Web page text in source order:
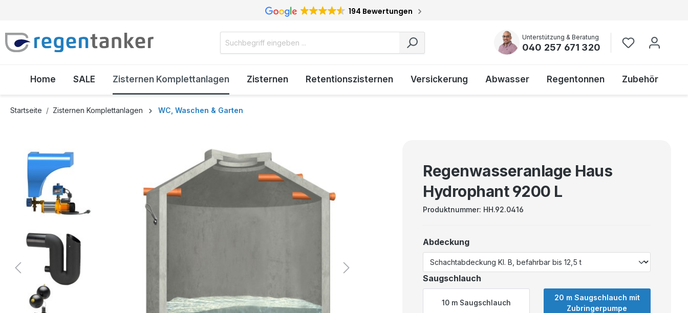
194 Bewertungen
Unterstützung & Beratung
040 257 671 320
Home SALE Zisternen Komplettanlagen Zisternen Retentionszisternen Versickerung Abwasser Regentonnen Zubehör
Startseite Zisternen Komplettanlagen WC, Waschen & Garten
Regenwasseranlage Haus
Hydrophant 9200 L
Produktnummer: HH.92.0416
Abdeckung
Saugschlauch
10 m Saugschlauch
20 m Saugschlauch mit
Zubringerpumpe